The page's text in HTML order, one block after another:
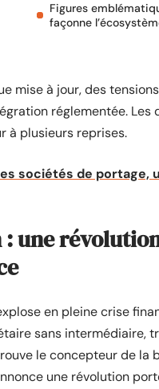
Figures
façonne
mise à jour, des
réglementée.
à plusieurs reprises.
sociétés de portage,
une
en pleine crise
sans intermédiaire,
le concepteur de la
une révolution